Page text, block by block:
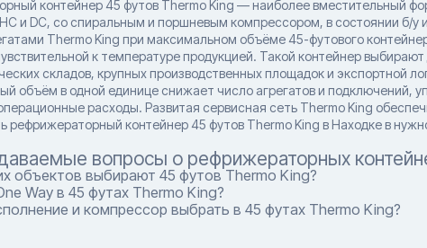
контейнер 45 футов Thermo King — наиболее вместительный
и DC, со спиральным и поршневым компрессором, в состоянии б/
Thermo King при максимальном объёме 45-футового
к температуре продукцией. Такой контейнер
складов, крупных производственных площадок и экспортной
объём в одной единице снижает число агрегатов и подключений,
расходы. Развитая сервисная сеть Thermo King
рефрижераторный контейнер 45 футов Thermo King в Находке в
вопросы о рефрижераторных
объектов выбирают 45 футов Thermo King?
Way в 45 футах Thermo King?
и компрессор выбрать в 45 футах Thermo King?